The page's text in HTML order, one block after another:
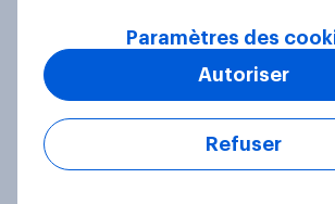
Cotisations assurance en
L’inquiétude gagne-t-elle
Paramètres des
Refuser
Autoriser